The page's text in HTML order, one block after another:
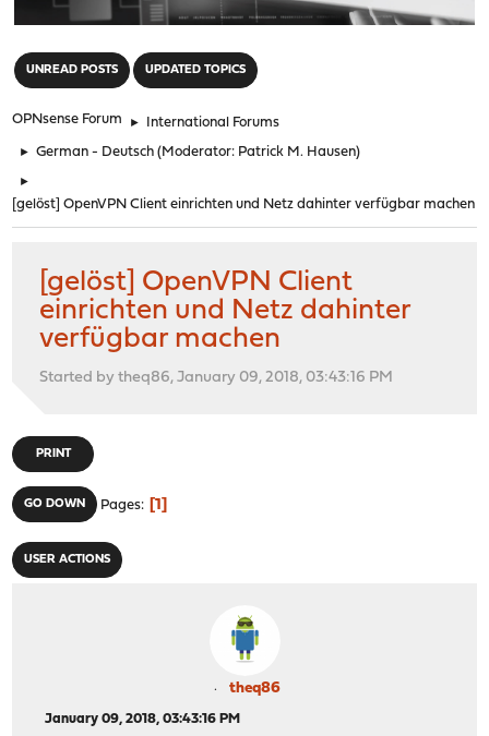
UNREAD POSTS UPDATED TOPICS
OPNsense Forum ► International Forums
► German - Deutsch (Moderator: Patrick M. Hausen)
►
[gelöst] OpenVPN Client einrichten und Netz dahinter verfügbar machen
[gelöst] OpenVPN Client
einrichten und Netz dahinter
verfügbar machen
Started by theq86, January 09, 2018, 03:43:16 PM
PRINT
GO DOWN Pages 1
USER ACTIONS
theq86
January 09, 2018, 03:43:16 PM